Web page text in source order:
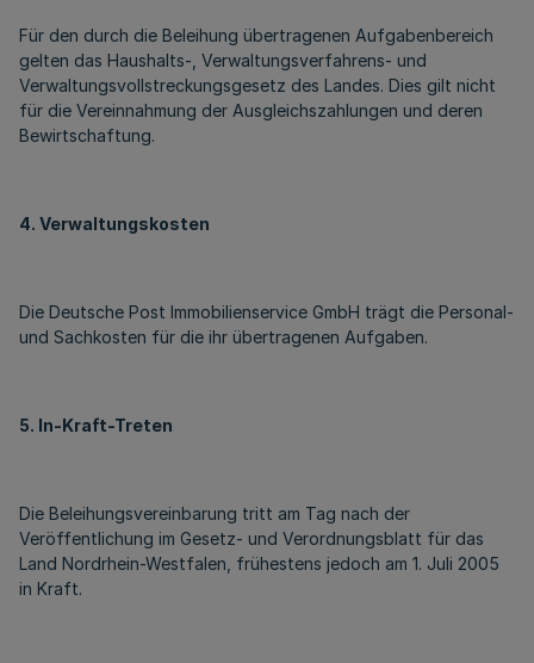
Für den durch die Beleihung übertragenen Aufgabenbereich
gelten das Haushalts-, Verwaltungsverfahrens- und
Verwaltungsvollstreckungsgesetz des Landes. Dies gilt nicht
für die Vereinnahmung der Ausgleichszahlungen und deren
Bewirtschaftung.
4. Verwaltungskosten
Die Deutsche Post Immobilienservice GmbH trägt die Personal-
und Sachkosten für die ihr übertragenen Aufgaben.
5. In-Kraft-Treten
Die Beleihungsvereinbarung tritt am Tag nach der
Veröffentlichung im Gesetz- und Verordnungsblatt für das
Land Nordrhein-Westfalen, frühestens jedoch am 1. Juli 2005
in Kraft.